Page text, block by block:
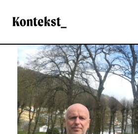
Kontekst